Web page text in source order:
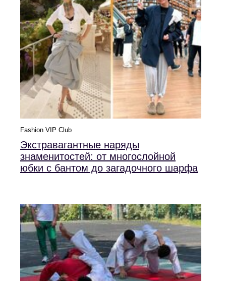
Fashion VIP Club
Экстравагантные наряды
знаменитостей: от многослойной
юбки с бантом до загадочного шарфа